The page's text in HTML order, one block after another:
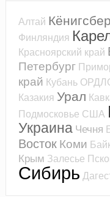
Алтай
Финляндия
Красноярский край
Петербург
край Кубань
Казакия Урал
Подмосковье США
Украина Чечня
Восток Коми
Крым Залесье
Сибирь